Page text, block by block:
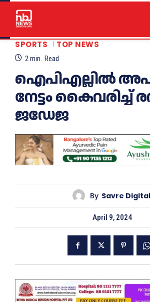
SPORTS TOP NEWS
2 min. Read
ഐപിഎല്ലിൽ
നേട്ടം കൈവരിച്ച്
ജഡേജ
By Savre Digital
April 9, 2024